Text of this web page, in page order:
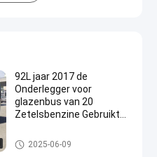
92L jaar 2017 de
Onderlegger voor
glazenbus van 20
Zetelsbenzine Gebruikte
Gebruikte Onderlegger voor gla
zenbus
2025-06-09